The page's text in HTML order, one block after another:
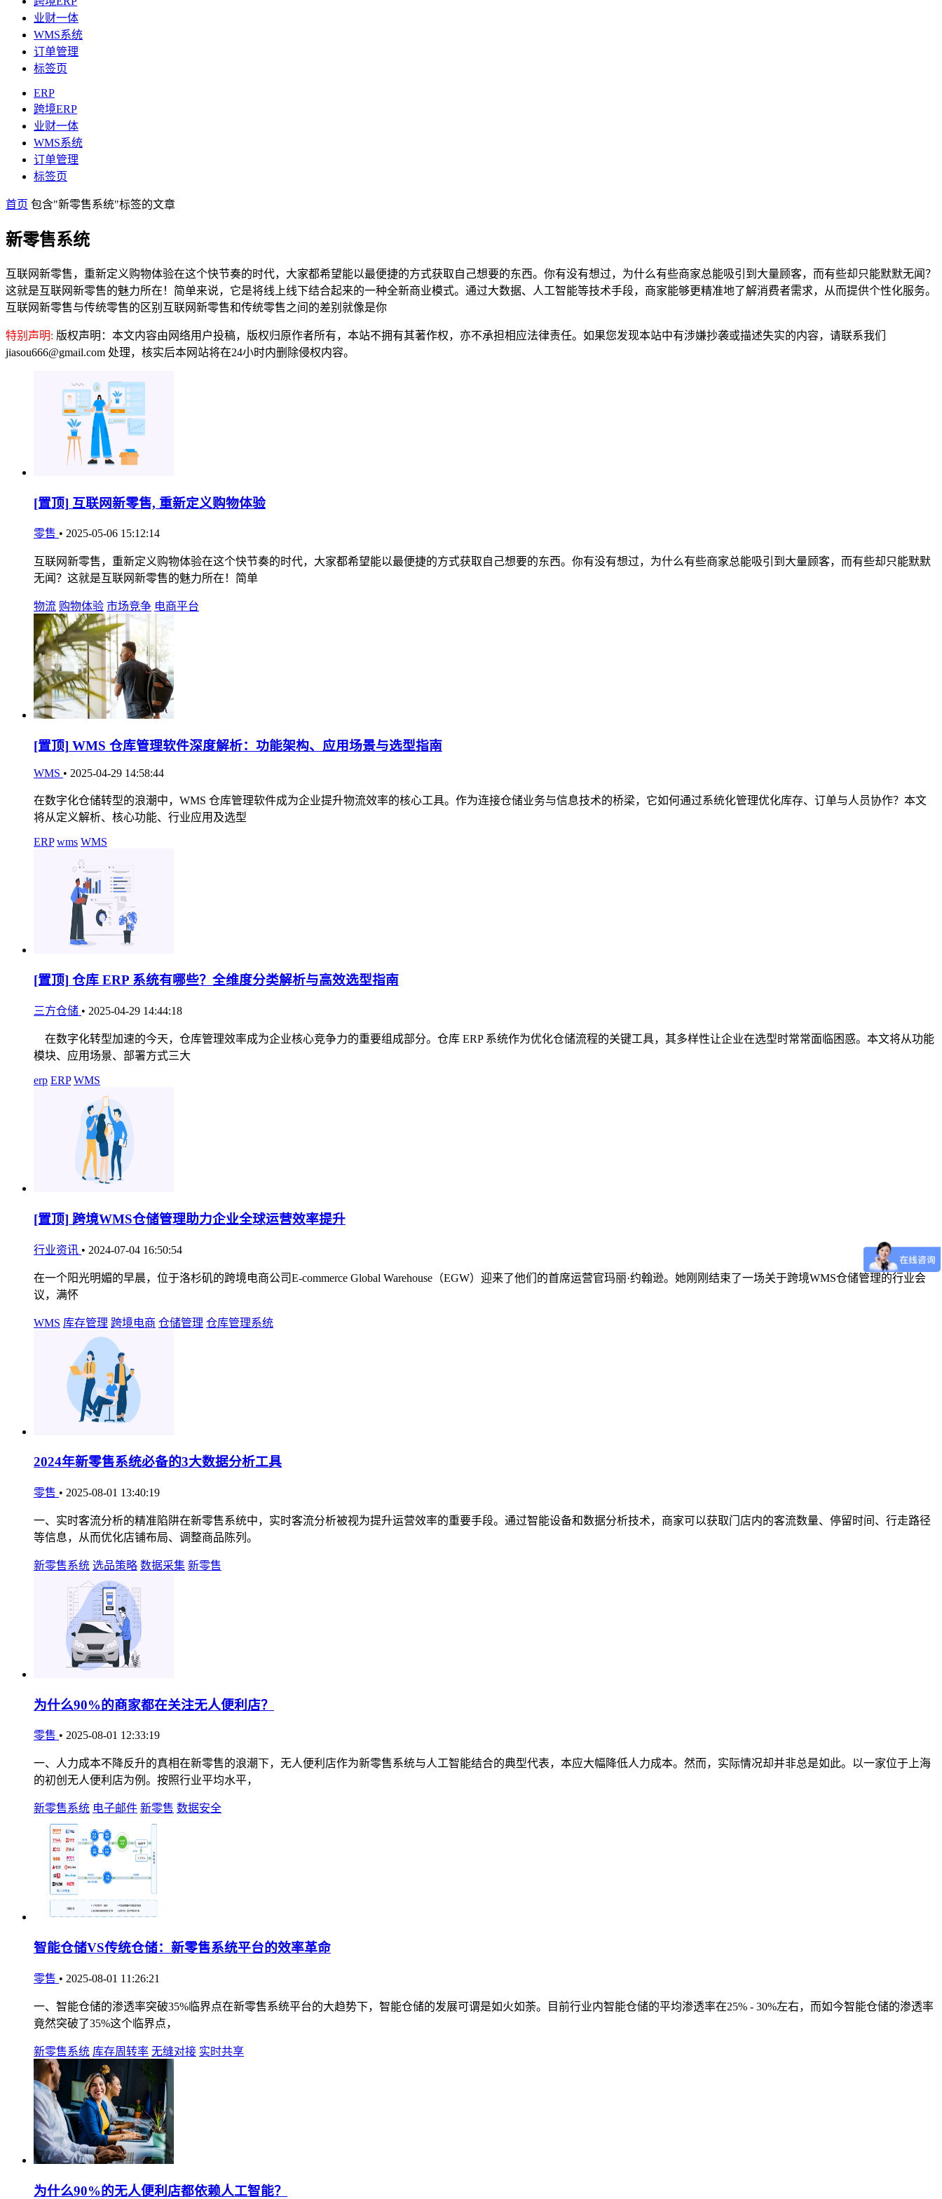
业财一体
WMS系统
订单管理
标签页
ERP
跨境ERP
业财一体
WMS系统
订单管理
标签页
首页 包含"新零售系统"标签的文章
新零售系统
互联网新零售，重新定义购物体验在这个快节奏的时代，大家都希望能以最便捷的方式获取自己想要的东西。你有没有想过，为什么有些商家总能吸引到大量顾客，而有些却只能默默无闻？
这就是互联网新零售的魅力所在！简单来说，它是将线上线下结合起来的一种全新商业模式。通过大数据、人工智能等技术手段，商家能够更精准地了解消费者需求，从而提供个性化服务。
互联网新零售与传统零售的区别互联网新零售和传统零售之间的差别就像是你
特别声明: 版权声明：本文内容由网络用户投稿，版权归原作者所有，本站不拥有其著作权，亦不承担相应法律责任。如果您发现本站中有涉嫌抄袭或描述失实的内容，请联系我们
jiasou666@gmail.com 处理，核实后本网站将在24小时内删除侵权内容。
[置顶] 互联网新零售, 重新定义购物体验
零售 • 2025-05-06 15:12:14
互联网新零售，重新定义购物体验在这个快节奏的时代，大家都希望能以最便捷的方式获取自己想要的东西。你有没有想过，为什么有些商家总能吸引到大量顾客，而有些却只能默默
无闻？这就是互联网新零售的魅力所在！简单
物流 购物体验 市场竞争 电商平台
[置顶] WMS 仓库管理软件深度解析：功能架构、应用场景与选型指南
WMS • 2025-04-29 14:58:44
在数字化仓储转型的浪潮中，WMS 仓库管理软件成为企业提升物流效率的核心工具。作为连接仓储业务与信息技术的桥梁，它如何通过系统化管理优化库存、订单与人员协作？本文
将从定义解析、核心功能、行业应用及选型
ERP wms WMS
[置顶] 仓库 ERP 系统有哪些？全维度分类解析与高效选型指南
三方仓储 • 2025-04-29 14:44:18
在数字化转型加速的今天，仓库管理效率成为企业核心竞争力的重要组成部分。仓库 ERP 系统作为优化仓储流程的关键工具，其多样性让企业在选型时常常面临困惑。本文将从功能
模块、应用场景、部署方式三大
erp ERP WMS
[置顶] 跨境WMS仓储管理助力企业全球运营效率提升
行业资讯 • 2024-07-04 16:50:54
在一个阳光明媚的早晨，位于洛杉矶的跨境电商公司E-commerce Global Warehouse（EGW）迎来了他们的首席运营官玛丽·约翰逊。她刚刚结束了一场关于跨境WMS仓储管理的行业会
议，满怀
WMS 库存管理 跨境电商 仓储管理 仓库管理系统
2024年新零售系统必备的3大数据分析工具
零售 • 2025-08-01 13:40:19
一、实时客流分析的精准陷阱在新零售系统中，实时客流分析被视为提升运营效率的重要手段。通过智能设备和数据分析技术，商家可以获取门店内的客流数量、停留时间、行走路径
等信息，从而优化店铺布局、调整商品陈列。
新零售系统 选品策略 数据采集 新零售
为什么90%的商家都在关注无人便利店？
零售 • 2025-08-01 12:33:19
一、人力成本不降反升的真相在新零售的浪潮下，无人便利店作为新零售系统与人工智能结合的典型代表，本应大幅降低人力成本。然而，实际情况却并非总是如此。以一家位于上海
的初创无人便利店为例。按照行业平均水平，
新零售系统 电子邮件 新零售 数据安全
智能仓储VS传统仓储：新零售系统平台的效率革命
零售 • 2025-08-01 11:26:21
一、智能仓储的渗透率突破35%临界点在新零售系统平台的大趋势下，智能仓储的发展可谓是如火如荼。目前行业内智能仓储的平均渗透率在25% - 30%左右，而如今智能仓储的渗透率
竟然突破了35%这个临界点，
新零售系统 库存周转率 无缝对接 实时共享
为什么90%的无人便利店都依赖人工智能？